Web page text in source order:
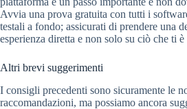
Avvia una prova gratuita con tutti i
testali a fondo; assicurati di prendere una
esperienza diretta e non solo su ciò che ti è
Altri brevi suggerimenti
I consigli precedenti sono sicuramente le
raccomandazioni, ma possiamo ancora